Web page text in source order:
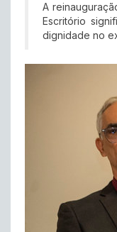
A
Escritório
dignidade no